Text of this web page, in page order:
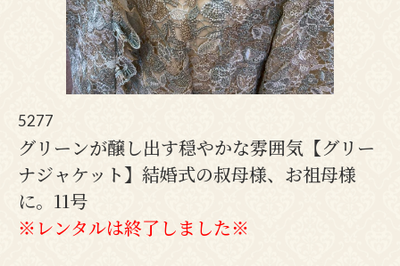
5277
グリーンが醸し出す穏やかな雰囲気【グリー
ナジャケット】結婚式の叔母様、お祖母様
に。11号
※レンタルは終了しました※